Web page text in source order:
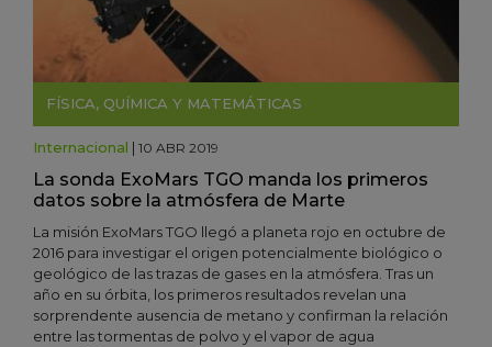
FÍSICA, QUÍMICA Y MATEMÁTICAS
Internacional | 10 ABR 2019
La sonda ExoMars TGO manda los primeros
datos sobre la atmósfera de Marte
La misión ExoMars TGO llegó a planeta rojo en octubre de
2016 para investigar el origen potencialmente biológico o
geológico de las trazas de gases en la atmósfera. Tras un
año en su órbita, los primeros resultados revelan una
sorprendente ausencia de metano y confirman la relación
entre las tormentas de polvo y el vapor de agua